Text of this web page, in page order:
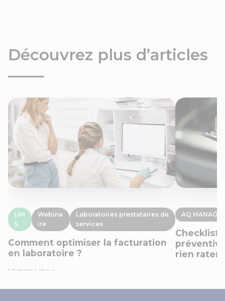
Découvrez plus d’articles
LIM
S
Webina
ire
Laboratoires prestataires de
services
Comment optimiser la facturation
en laboratoire ?
Mathilde Lebrun
AQ
Checklist
rien rater
Mathilde Lebrun